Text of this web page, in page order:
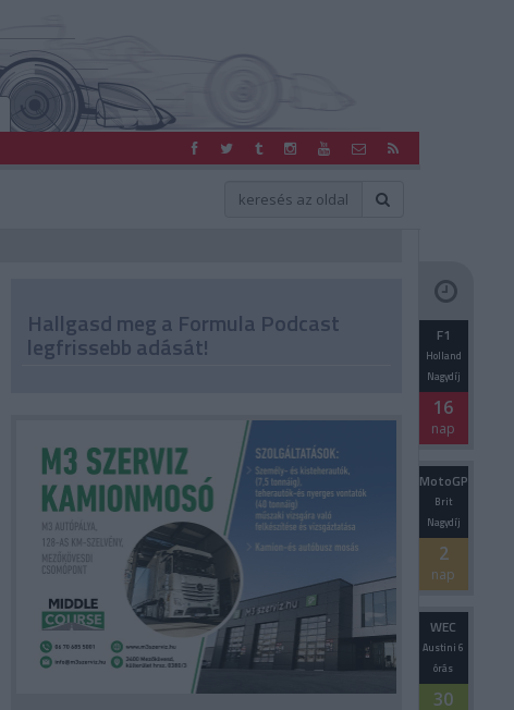
Hallgasd meg a Formula Podcast
legfrissebb adását! F1
Holland
Nagydíj
16
nap
MotoGP
Brit
Nagydíj
2
nap
WEC
Austini 6
órás
30